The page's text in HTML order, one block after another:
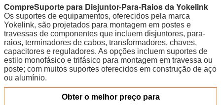
CompreSuporte para Disjuntor-Para-Raios da Yokelink
Os suportes de equipamentos, oferecidos pela marca
Yokelink, são projetados para montagem em postes e
travessas de componentes que incluem disjuntores, para-
raios, terminadores de cabos, transformadores, chaves,
capacitores e reguladores. As opções incluem suportes de
estilo monofásico e trifásico para montagem em travessa ou
poste; com muitos suportes oferecidos em construção de aço
ou alumínio.
Obter o melhor preço para